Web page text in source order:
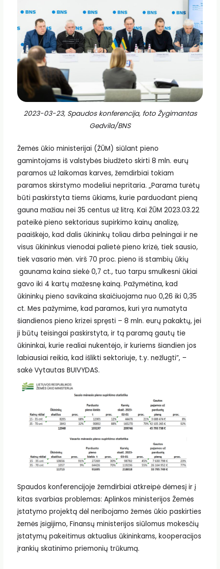
2023-03-23, Spaudos konferencija, foto Žygimantas
Gedvila/BNS
Žemės ūkio ministerijai (ŽŪM) siūlant pieno
gamintojams iš valstybės biudžeto skirti 8 mln. eurų
paramos už laikomas karves, žemdirbiai tokiam
paramos skirstymo modeliui nepritaria. „Parama turėtų
būti paskirstyta tiems ūkiams, kurie parduodant pieną
gauna mažiau nei 35 centus už litrą. Kai ŽŪM 2023.03.22
pateikė pieno sektoriaus supirkimo kainų analizę,
paaiškėjo, kad dalis ūkininkų toliau dirba pelningai ir ne
visus ūkininkus vienodai palietė pieno krizė, tiek sausio,
tiek vasario mėn. virš 70 proc. pieno iš stambių ūkių
gaunama kaina siekė 0,7 ct., tuo tarpu smulkesni ūkiai
gavo iki 4 kartų mažesnę kainą. Pažymėtina, kad
ūkininkų pieno savikaina skaičiuojama nuo 0,26 iki 0,35
ct. Mes pažymime, kad paramos, kuri yra numatyta
šiandienos pieno krizei spręsti – 8 mln. eurų pakaktų, jei
ji būtų teisingai paskirstyta, ir tą paramą gautų tie
ūkininkai, kurie realiai nukentėjo, ir kuriems šiandien jos
labiausiai reikia, kad išlikti sektoriuje, t.y. nežlugti”, –
sakė Vytautas BUIVYDAS.
Spaudos konferencijoje žemdirbiai atkreipė dėmesį ir į
kitas svarbias problemas: Aplinkos ministerijos Žemės
įstatymo projektą dėl neribojamo žemės ūkio paskirties
žemės įsigijimo, Finansų ministerijos siūlomus mokesčių
įstatymų pakeitimus aktualius ūkininkams, kooperacijos
įrankių skatinimo priemonių trūkumą.